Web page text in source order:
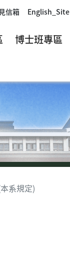
信箱 English_Site
博士班專區
系規定)